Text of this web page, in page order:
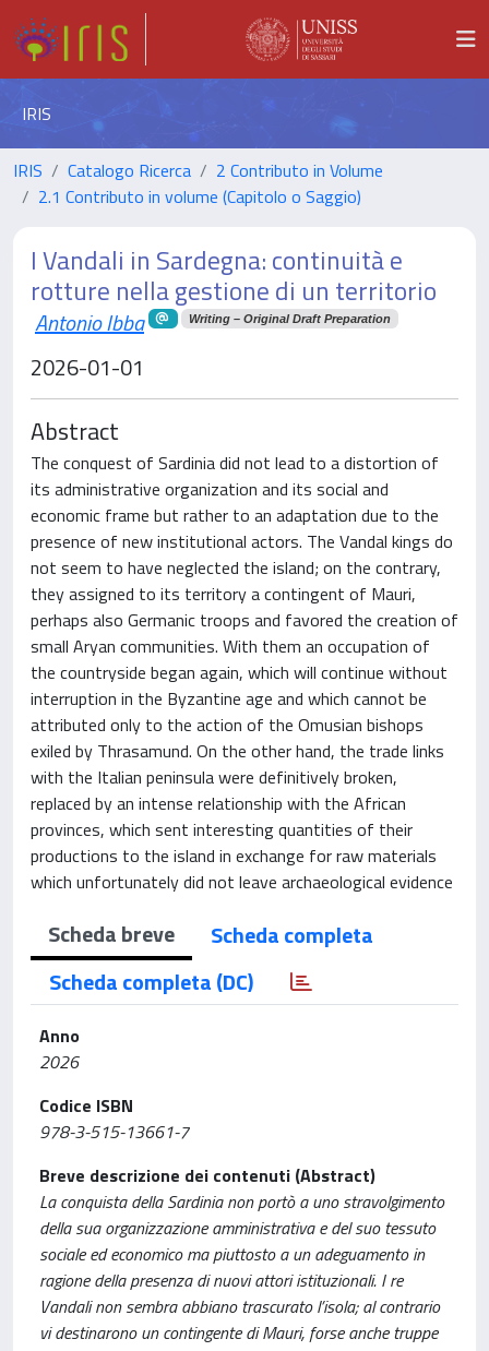
IRIS
IRIS Catalogo Ricerca
2 Contributo in Volume
2.1 Contributo in volume (Capitolo o Saggio)
I Vandali in Sardegna: continuità e
rotture nella gestione di un territorio
Antonio Ibba Writing – Original Draft Preparation
2026-01-01
Abstract
The conquest of Sardinia did not lead to a distortion of
its administrative organization and its social and
economic frame but rather to an adaptation due to the
presence of new institutional actors. The Vandal kings do
not seem to have neglected the island; on the contrary,
they assigned to its territory a contingent of Mauri,
perhaps also Germanic troops and favored the creation of
small Aryan communities. With them an occupation of
the countryside began again, which will continue without
interruption in the Byzantine age and which cannot be
attributed only to the action of the Omusian bishops
exiled by Thrasamund. On the other hand, the trade links
with the Italian peninsula were definitively broken,
replaced by an intense relationship with the African
provinces, which sent interesting quantities of their
productions to the island in exchange for raw materials
which unfortunately did not leave archaeological evidence
Scheda breve
Scheda completa
Scheda completa (DC)
Anno
2026
Codice ISBN
978-3-515-13661-7
Breve descrizione dei contenuti (Abstract)
La conquista della Sardinia non portò a uno stravolgimento
della sua organizzazione amministrativa e del suo tessuto
sociale ed economico ma piuttosto a un adeguamento in
ragione della presenza di nuovi attori istituzionali. I re
Vandali non sembra abbiano trascurato l’isola; al contrario
vi destinarono un contingente di Mauri, forse anche truppe